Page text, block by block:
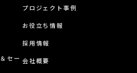
セー
プロジェクト事例
お役立ち情報
採用情報
会社概要